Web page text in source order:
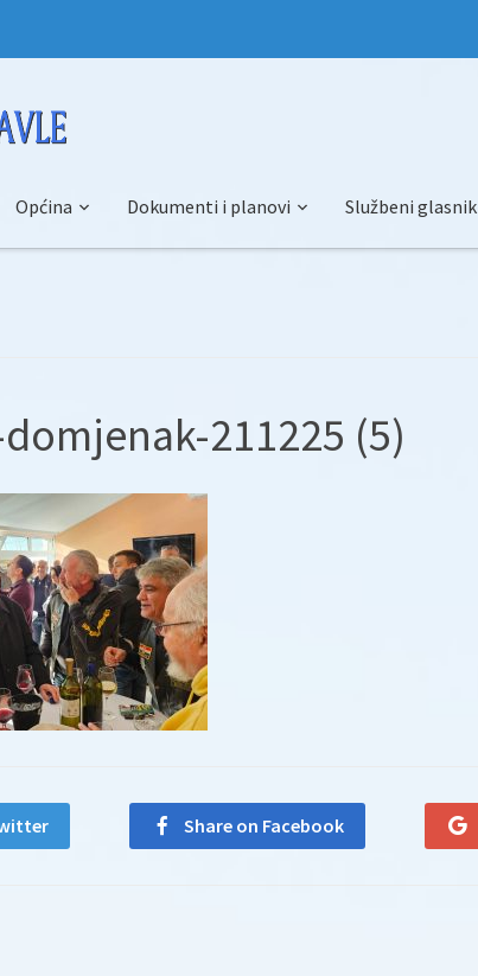
Općina Dokumenti i planovi Službeni glasnik
211225 (5)
Share on Facebook